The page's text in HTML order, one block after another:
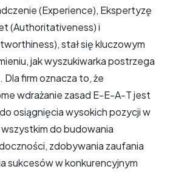
(Experience), Ekspertyzę
(Authoritativeness) i
stał się kluczowym
jak wyszukiwarka postrzega
firm oznacza to, że
wdrażanie zasad E-E-A-T jest
osiągnięcia wysokich pozycji w
do budowania
zdobywania zaufania
sukcesów w konkurencyjnym